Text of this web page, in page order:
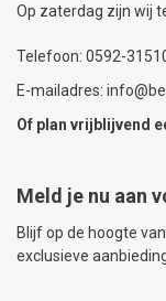
Op zaterdag zijn wij
Telefoon: 0592-
E-mailadres:
Of plan vrijblijvend
Meld je nu aan
Blijf op de hoogte
exclusieve